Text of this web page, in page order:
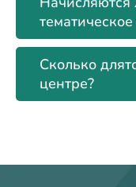
Сколько
центре?